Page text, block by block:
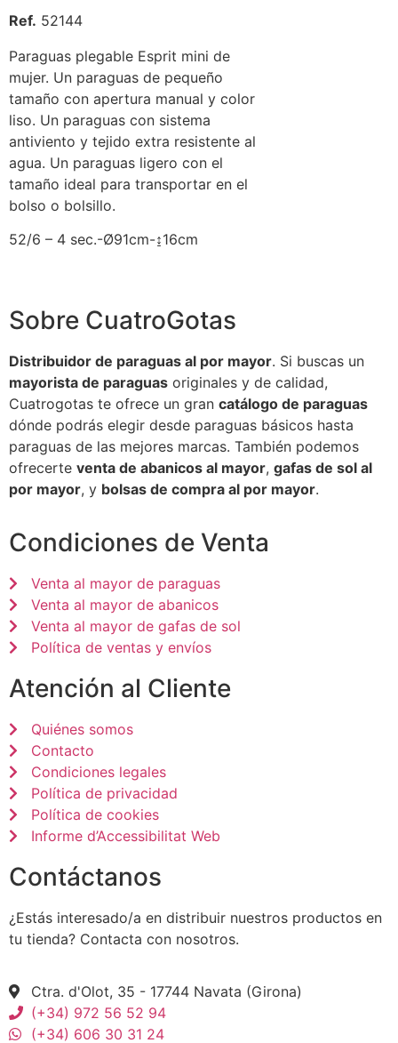
Ref. 52144
Paraguas plegable Esprit mini de
mujer. Un paraguas de pequeño
tamaño con apertura manual y color
liso. Un paraguas con sistema
antiviento y tejido extra resistente al
agua. Un paraguas ligero con el
tamaño ideal para transportar en el
bolso o bolsillo.
52/6 – 4 sec.-Ø91cm-↨16cm
Sobre CuatroGotas
Distribuidor de paraguas al por mayor. Si buscas un
mayorista de paraguas originales y de calidad,
Cuatrogotas te ofrece un gran catálogo de paraguas
dónde podrás elegir desde paraguas básicos hasta
paraguas de las mejores marcas. También podemos
ofrecerte venta de abanicos al mayor, gafas de sol al
por mayor, y bolsas de compra al por mayor.
Condiciones de Venta
Venta al mayor de paraguas
Venta al mayor de abanicos
Venta al mayor de gafas de sol
Política de ventas y envíos
Atención al Cliente
Quiénes somos
Contacto
Condiciones legales
Política de privacidad
Política de cookies
Informe d’Accessibilitat Web
Contáctanos
¿Estás interesado/a en distribuir nuestros productos en
tu tienda? Contacta con nosotros.
Ctra. d'Olot, 35 - 17744 Navata (Girona)
(+34) 972 56 52 94
(+34) 606 30 31 24